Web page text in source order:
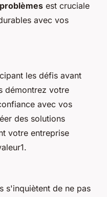
est cruciale
avec vos
les défis avant
démontrez votre
avec vos
des solutions
votre entreprise
s'inquiètent de ne pas